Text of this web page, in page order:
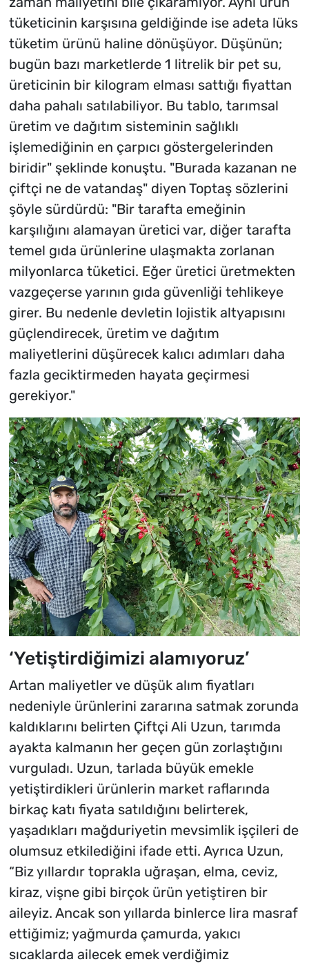
tüketicinin karşısına geldiğinde ise adeta lüks
tüketim ürünü haline dönüşüyor. Düşünün;
bugün bazı marketlerde 1 litrelik bir pet su,
üreticinin bir kilogram elması sattığı fiyattan
daha pahalı satılabiliyor. Bu tablo, tarımsal
üretim ve dağıtım sisteminin sağlıklı
işlemediğinin en çarpıcı göstergelerinden
biridir" şeklinde konuştu. "Burada kazanan ne
çiftçi ne de vatandaş" diyen Toptaş sözlerini
şöyle sürdürdü: "Bir tarafta emeğinin
karşılığını alamayan üretici var, diğer tarafta
temel gıda ürünlerine ulaşmakta zorlanan
milyonlarca tüketici. Eğer üretici üretmekten
vazgeçerse yarının gıda güvenliği tehlikeye
girer. Bu nedenle devletin lojistik altyapısını
güçlendirecek, üretim ve dağıtım
maliyetlerini düşürecek kalıcı adımları daha
fazla geciktirmeden hayata geçirmesi
gerekiyor."
‘Yetiştirdiğimizi alamıyoruz’
Artan maliyetler ve düşük alım fiyatları
nedeniyle ürünlerini zararına satmak zorunda
kaldıklarını belirten Çiftçi Ali Uzun, tarımda
ayakta kalmanın her geçen gün zorlaştığını
vurguladı. Uzun, tarlada büyük emekle
yetiştirdikleri ürünlerin market raflarında
birkaç katı fiyata satıldığını belirterek,
yaşadıkları mağduriyetin mevsimlik işçileri de
olumsuz etkilediğini ifade etti. Ayrıca Uzun,
“Biz yıllardır toprakla uğraşan, elma, ceviz,
kiraz, vişne gibi birçok ürün yetiştiren bir
aileyiz. Ancak son yıllarda binlerce lira masraf
ettiğimiz; yağmurda çamurda, yakıcı
sıcaklarda ailecek emek verdiğimiz